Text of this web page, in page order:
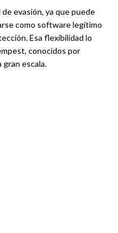
evasión, ya que puede
como software legítimo
Esa flexibilidad lo
conocidos por
escala.